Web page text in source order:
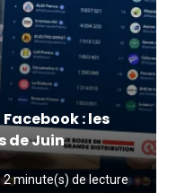
: les
de Juin
2 minute(s) de lecture